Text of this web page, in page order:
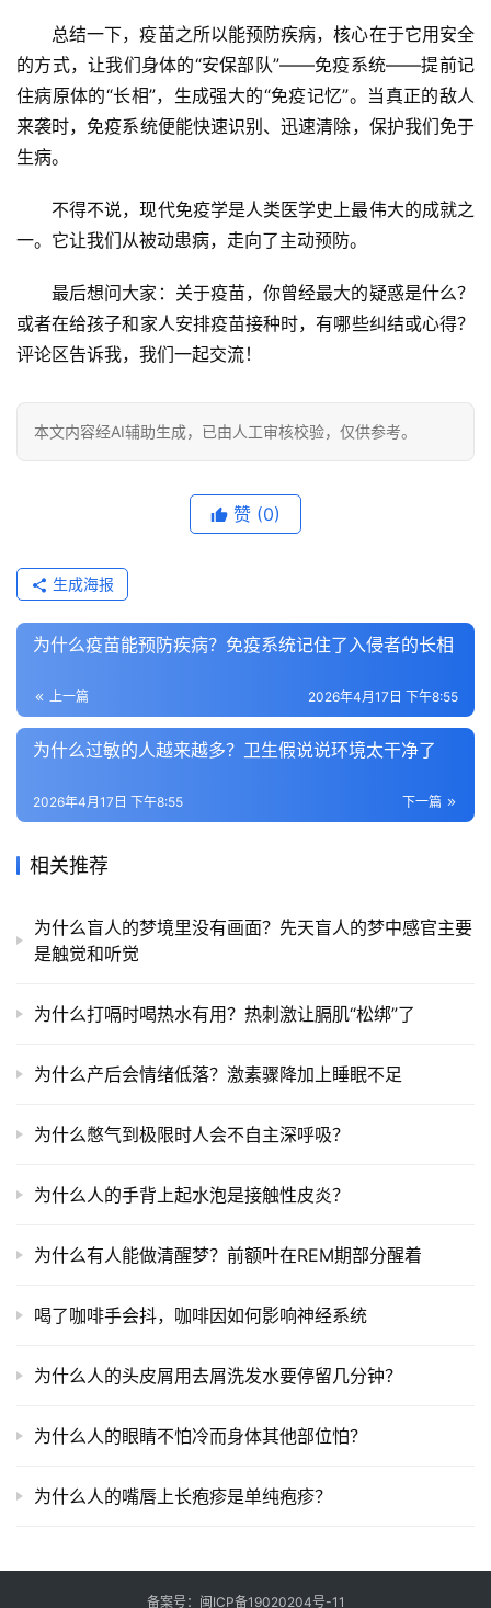
总结一下，疫苗之所以能预防疾病，核心在于它用安全
的方式，让我们身体的“安保部队”——免疫系统——提前记
住病原体的“长相”，生成强大的“免疫记忆”。当真正的敌人
来袭时，免疫系统便能快速识别、迅速清除，保护我们免于
生病。
不得不说，现代免疫学是人类医学史上最伟大的成就之
一。它让我们从被动患病，走向了主动预防。
最后想问大家 ：关于疫苗，你曾经最大的疑惑是什么？
或者在给孩子和家人安排疫苗接种时，有哪些纠结或心得？
评论区告诉我，我们一起交流！
本文内容经AI辅助生成，已由人工审核校验，仅供参考。
赞 (0)
生成海报
为什么疫苗能预防疾病？免疫系统记住了入侵者的长相
上一篇 2026年4月17日 下午8:55
为什么过敏的人越来越多？卫生假说说环境太干净了
下一篇
2026年4月17日 下午8:55
相关推荐
为什么盲人的梦境里没有画面？先天盲人的梦中感官主要
是触觉和听觉
为什么打嗝时喝热水有用？热刺激让膈肌“松绑”了
为什么产后会情绪低落？激素骤降加上睡眠不足
为什么憋气到极限时人会不自主深呼吸？
为什么人的手背上起水泡是接触性皮炎？
为什么有人能做清醒梦？前额叶在REM期部分醒着
喝了咖啡手会抖，咖啡因如何影响神经系统
为什么人的头皮屑用去屑洗发水要停留几分钟？
为什么人的眼睛不怕冷而身体其他部位怕？
为什么人的嘴唇上长疱疹是单纯疱疹？
备案号： 闽ICP备19020204号-11